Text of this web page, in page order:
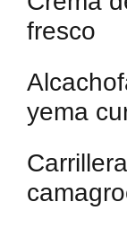
fresco
yema